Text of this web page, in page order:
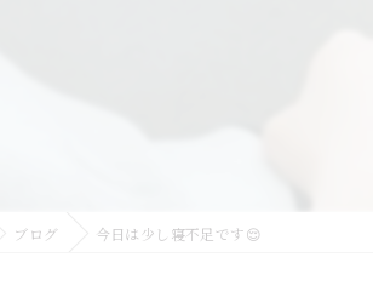
ブログ 今日は少し寝不足です😌